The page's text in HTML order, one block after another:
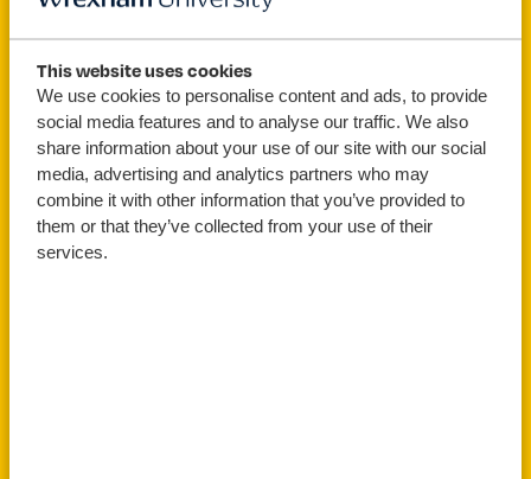
This website uses cookies
We use cookies to personalise content and ads, to provide
social media features and to analyse our traffic. We also
share information about your use of our site with our social
media, advertising and analytics partners who may
combine it with other information that you’ve provided to
them or that they’ve collected from your use of their
services.
BA (Anrh)Gwaith
Cymdeithasol
Gwnewch